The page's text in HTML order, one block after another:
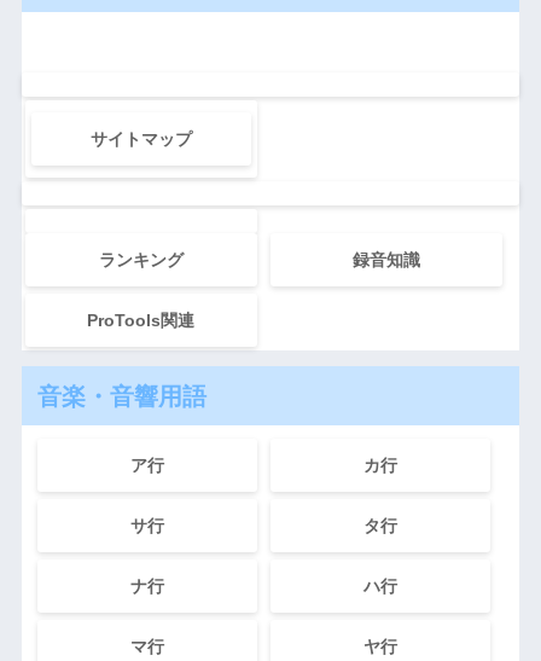
サイトマップ
ランキング 録音知識
ProTools関連
音楽・音響用語
ア行 カ行
サ行 タ行
ナ行 ハ行
マ行 ヤ行